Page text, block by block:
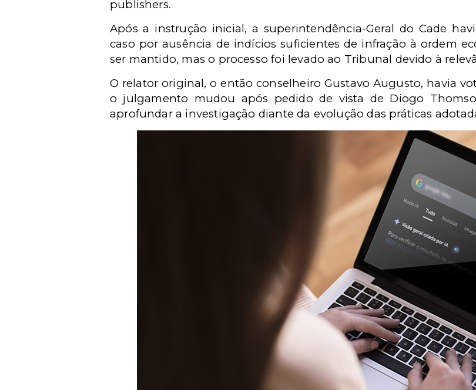
publishers.
Após a instrução inicial, a superintendência-Geral do Cade
caso por ausência de indícios suficientes de infração à ordem
ser mantido, mas o processo foi levado ao Tribunal devido à
O relator original, o então conselheiro Gustavo Augusto, havia
o julgamento mudou após pedido de vista de Diogo
aprofundar a investigação diante da evolução das práticas